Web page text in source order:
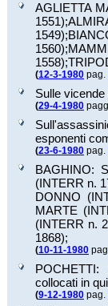
AGLIETTA
1551);
1549);
1560);
1558);
(12-3-1980 pag.
Sulle vicende
(29-4-1980 pagg.
esponenti
(23-6-1980 pag.
BAGHINO:
(INTERR n.
DONNO
MARTE
(INTERR n.
1868);
(10-11-1980 pag.
POCHETTI:
collocati in
(9-12-1980 pag.